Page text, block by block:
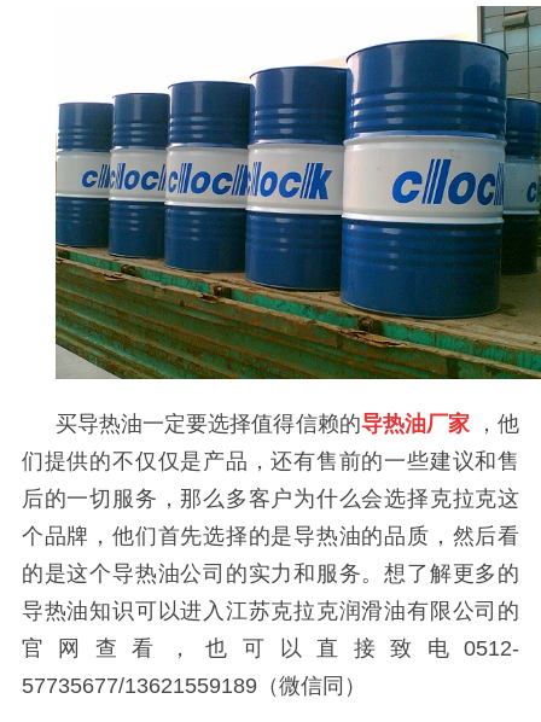
买导热油一定要选择值得信赖的导热油厂家
，他
们提供的不仅仅是产品，还有售前的一些建议和售
后的一切服务，那么多客户为什么会选择克拉克这
个品牌，他们首先选择的是导热油的品质，然后看
的是这个导热油公司的实力和服务。想了解更多的
导热油知识可以进入江苏克拉克润滑油有限公司的
官网查看，也可以直接致电0512-
57735677/13621559189（微信同）